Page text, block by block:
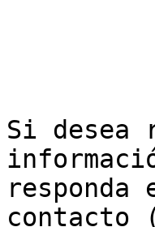
Si desea
contacto